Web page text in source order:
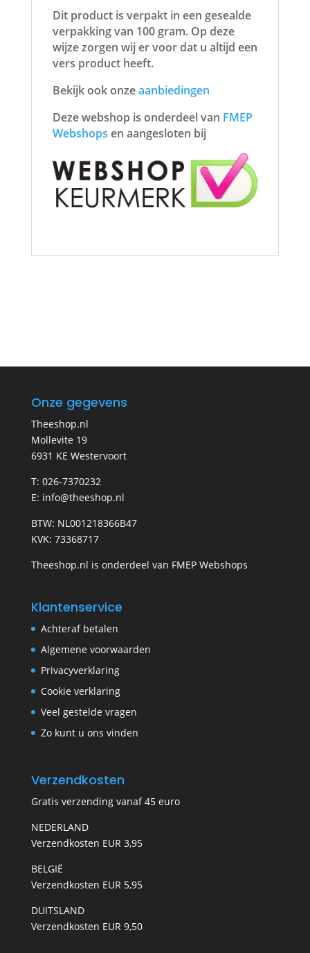
Dit product is verpakt in een gesealde
verpakking van 100 gram. Op deze
wijze zorgen wij er voor dat u altijd een
vers product heeft.
Bekijk ook onzeaanbiedingen
Deze webshop is onderdeel van FMEP
Webshops en aangesloten bij
Onze gegevens
Theeshop.nl
Mollevite 19
6931 KE Westervoort
T: 026-7370232
E: info@theeshop.nl
BTW: NL001218366B47
KVK: 73368717
Theeshop.nl is onderdeel van FMEP Webshops
Klantenservice
Achteraf betalen
Algemene voorwaarden
Privacyverklaring
Cookie verklaring
Veel gestelde vragen
Zo kunt u ons vinden
Verzendkosten
Gratis verzending vanaf 45 euro
NEDERLAND
Verzendkosten EUR 3,95
BELGIË
Verzendkosten EUR 5,95
DUITSLAND
Verzendkosten EUR 9,50